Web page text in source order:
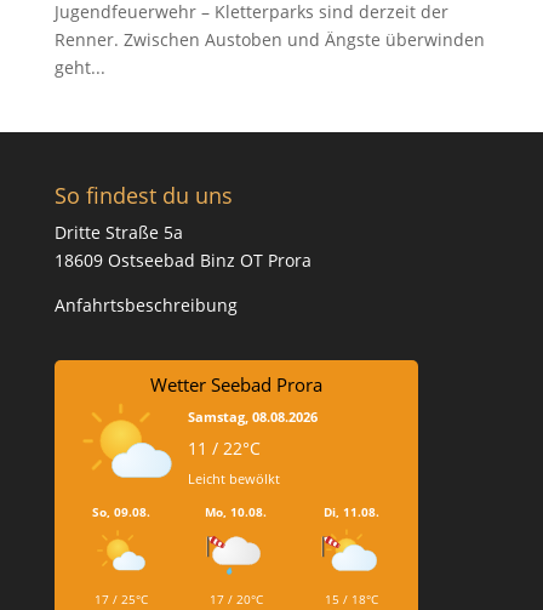
Jugendfeuerwehr – Kletterparks sind derzeit der
Renner. Zwischen Austoben und Ängste überwinden
geht...
So findest du uns
Dritte Straße 5a
18609 Ostseebad Binz OT Prora
Anfahrtsbeschreibung
Wetter Seebad Prora
Samstag, 08.08.2026
11 / 22°C
Leicht bewölkt
So, 09.08.
17 / 25°C
Mo, 10.08.
17 / 20°C
Di, 11.08.
15 / 18°C